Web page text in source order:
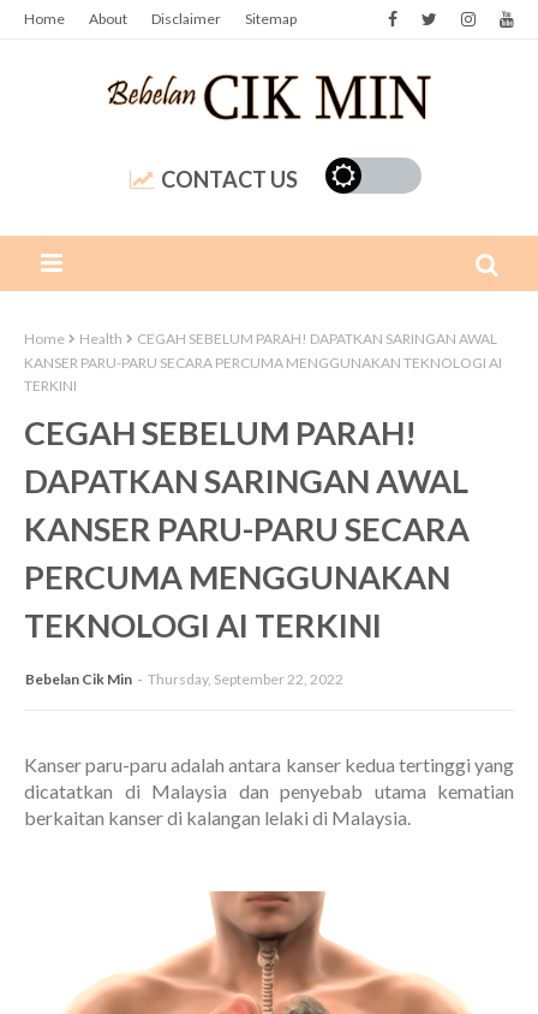
Home About Disclaimer Sitemap
CONTACT US
Home Health
CEGAH SEBELUM PARAH! DAPATKAN SARINGAN AWAL
KANSER PARU-PARU SECARA PERCUMA MENGGUNAKAN TEKNOLOGI AI
TERKINI
CEGAH SEBELUM PARAH!
DAPATKAN SARINGAN AWAL
KANSER PARU-PARU SECARA
PERCUMA MENGGUNAKAN
TEKNOLOGI AI TERKINI
Bebelan Cik Min Thursday, September 22, 2022
Kanser paru-paru adalah antara kanser kedua tertinggi yang
dicatatkan di Malaysia dan penyebab utama kematian
berkaitan kanser di kalangan lelaki di Malaysia.